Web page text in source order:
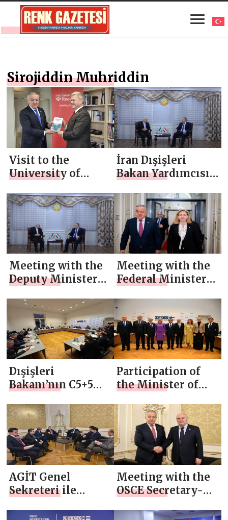
Sirojiddin Muhriddin
Visit to the
University of
İran Dışişleri
Bakan Yardımcısı
Meeting with the
Deputy Minister
of Iran
Meeting with the
Federal Minister
International
Affairs of Austria
Dışişleri
Bakanı’nın C5+5
Katılımı
Participation of
the Minister of
the C5+5 Meeting
AGİT Genel
Sekreteri ile
Meeting with the
OSCE Secretary-